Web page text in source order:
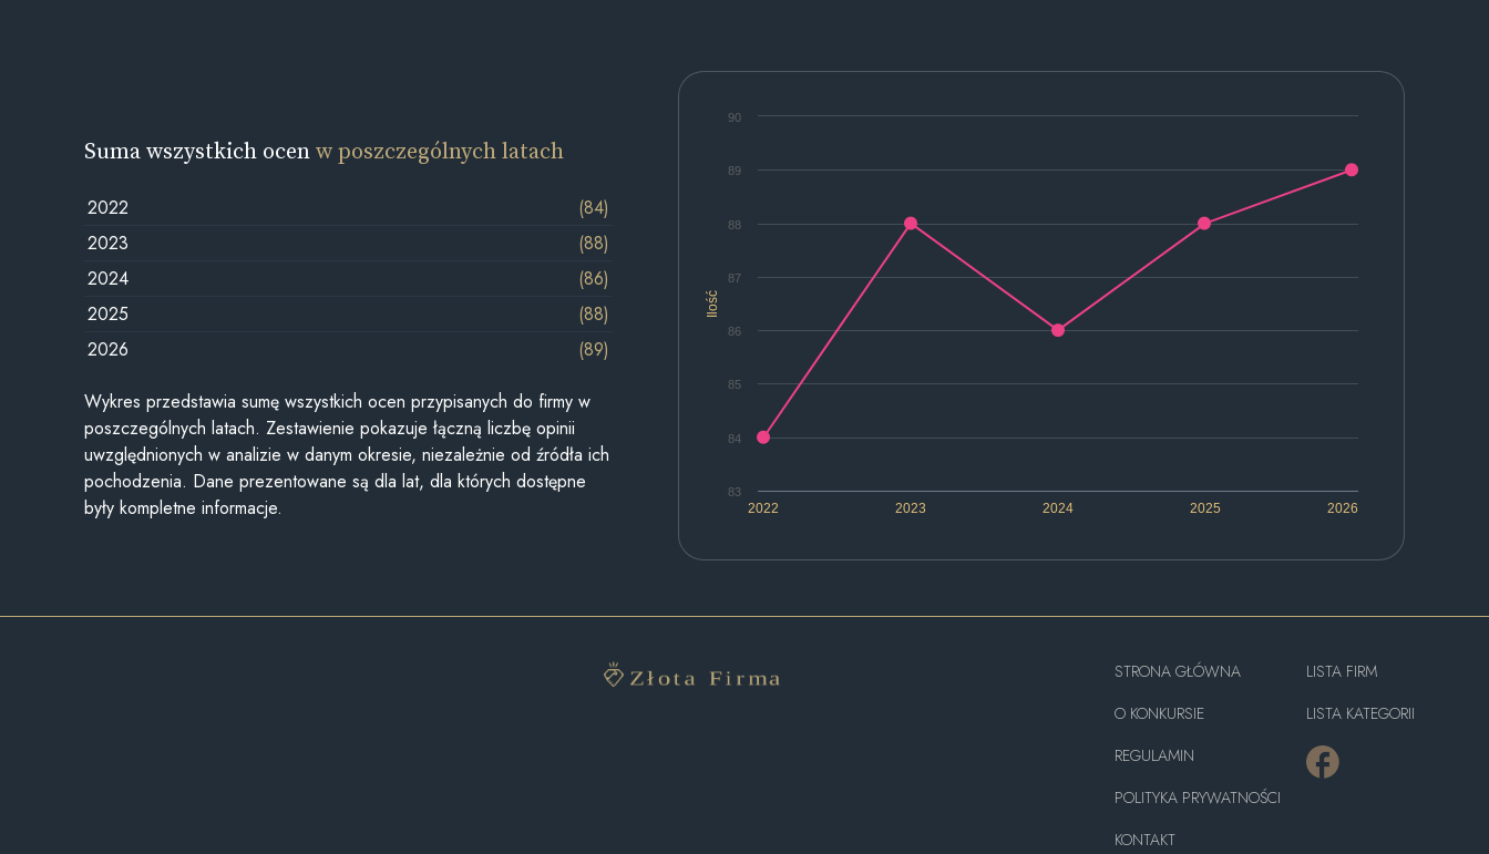
Ilość
2022 2023 2024 2025 2026
83
84
85
86
87
88
89
90
Suma wszystkich ocenw poszczególnych latach
2022
(84)
2023
(88)
2024
(86)
2025
(88)
2026
(89)
Wykres przedstawia sumę wszystkich ocen przypisanych do firmy w
poszczególnych latach. Zestawienie pokazuje łączną liczbę opinii
uwzględnionych w analizie w danym okresie, niezależnie od źródła ich
pochodzenia. Dane prezentowane są dla lat, dla których dostępne
były kompletne informacje.
STRONA GŁÓWNA
O KONKURSIE
REGULAMIN
POLITYKA PRYWATNOŚCI
KONTAKT
LISTA FIRM
LISTA KATEGORII